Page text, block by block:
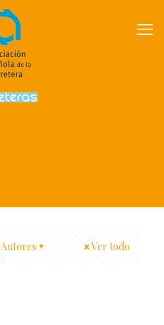
Autores Ver todo